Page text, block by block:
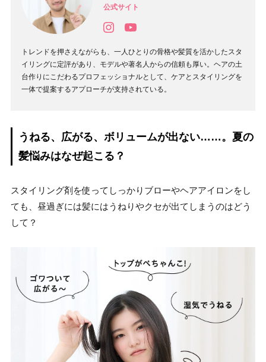
公式サイト
トレンドを押さえながらも、一人ひとりの骨格や髪質を活かしたスタ
イリングに定評があり、モデルや著名人からの信頼も厚い。ヘアの土
台作りにこだわるプロフェッショナルとして、ケアとスタイリングを
一体で提案するアプローチが支持されている。
うねる、広がる、ボリュームが出ない……。夏の
髪悩みはなぜ起こる？
スタイリング剤を使ってしっかりブローやヘアアイロンをし
ても、昼過ぎには髪にはうねりやクセが出てしまうのはどう
して？